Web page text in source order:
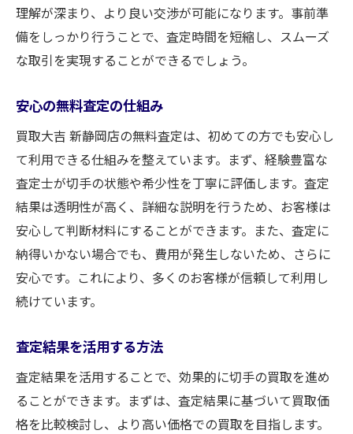
理解が深まり、より良い交渉が可能になります。事前準
備をしっかり行うことで、査定時間を短縮し、スムーズ
な取引を実現することができるでしょう。
安心の無料査定の仕組み
買取大吉 新静岡店の無料査定は、初めての方でも安心し
て利用できる仕組みを整えています。まず、経験豊富な
査定士が切手の状態や希少性を丁寧に評価します。査定
結果は透明性が高く、詳細な説明を行うため、お客様は
安心して判断材料にすることができます。また、査定に
納得いかない場合でも、費用が発生しないため、さらに
安心です。これにより、多くのお客様が信頼して利用し
続けています。
査定結果を活用する方法
査定結果を活用することで、効果的に切手の買取を進め
ることができます。まずは、査定結果に基づいて買取価
格を比較検討し、より高い価格での買取を目指します。